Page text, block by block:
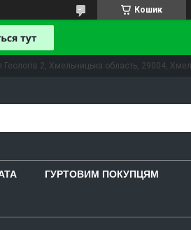
Кошик
Геологів 2, Хмельницька область, 29004,
ГУРТОВИМ ПОКУПЦЯМ